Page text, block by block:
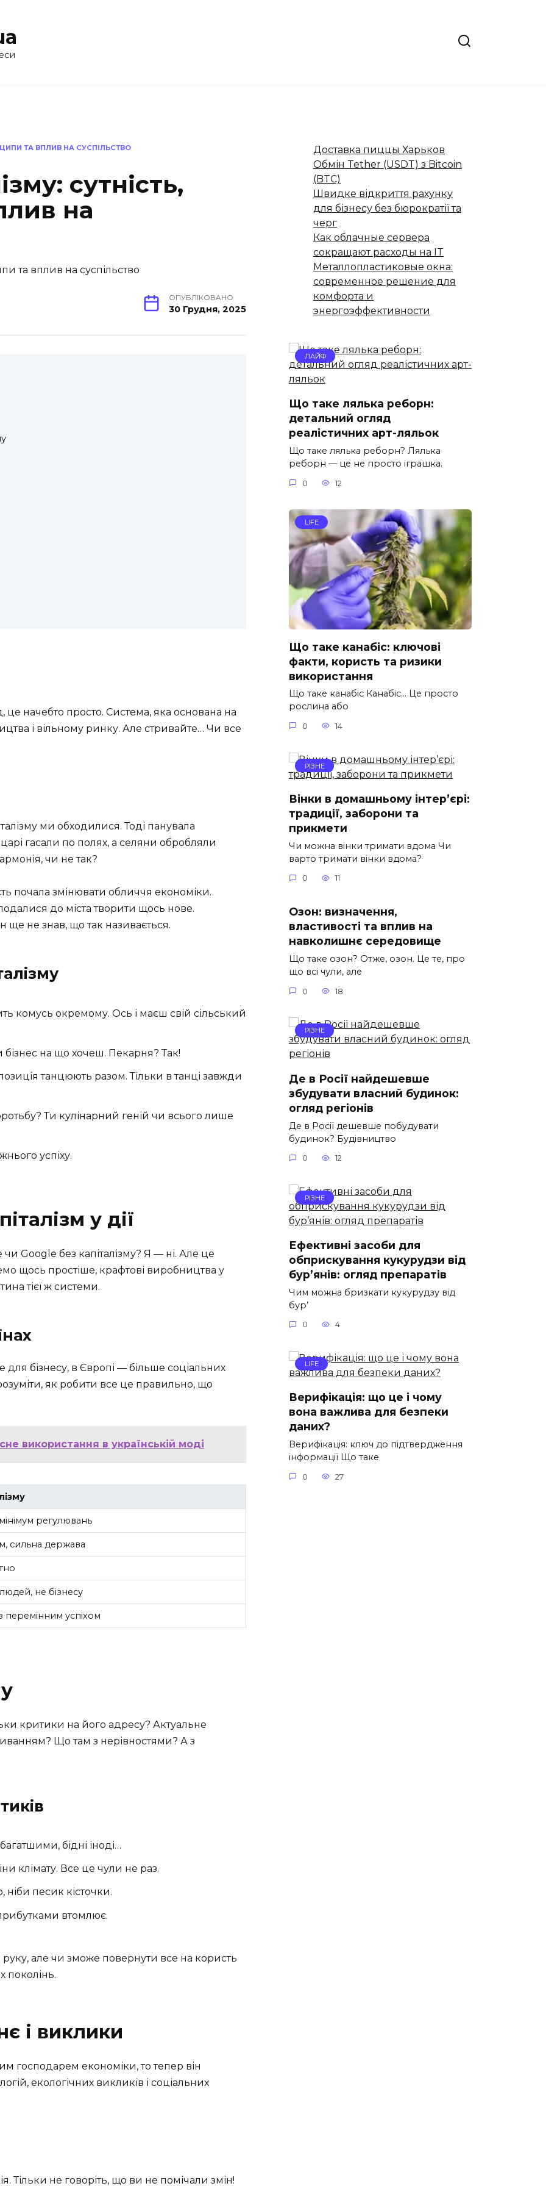
ТА ВПЛИВ НА СУСПІЛЬСТВО
сутність,
на
ОПУБЛІКОВАНО
30 Грудня, 2025
начебто просто. Система, яка основана на
і вільному ринку. Але стривайте… Чи все
ми обходилися. Тоді панувала
гасали по полях, а селяни обробляли
чи не так?
почала змінювати обличчя економіки.
до міста творити щось нове.
ще не знав, що так називається.
комусь окремому. Ось і маєш свій сільський
на що хочеш. Пекарня? Так!
танцюють разом. Тільки в танці завжди
Ти кулінарний геній чи всього лише
успіху.
у дії
Google без капіталізму? Я — ні. Але це
щось простіше, крафтові виробництва у
тієї ж системи.
для бізнесу, в Європі — більше соціальних
як робити все це правильно, що
використання в українській моді
регулювань
сильна держава
не бізнесу
перемінним успіхом
критики на його адресу? Актуальне
Що там з нерівностями? А з
бідні іноді…
клімату. Все це чули не раз.
песик кісточки.
втомлює.
руку, але чи зможе повернути все на користь
поколінь.
і виклики
господарем економіки, то тепер він
екологічних викликів і соціальних
Тільки не говоріть, що ви не помічали змін!
Доставка пиццы Харьков
Обмін Tether (USDT) з Bitcoin
(BTC)
Швидке відкриття рахунку
для бізнесу без бюрократії та
черг
Как облачные сервера
сокращают расходы на IT
Металлопластиковые окна:
современное решение для
комфорта и
энергоэффективности
ЛАЙФ
Що таке лялька реборн:
детальний огляд
реалістичних арт-ляльок
Що таке лялька реборн? Лялька
реборн — це не просто іграшка.
0 12
LIFE
Що таке канабіс: ключові
факти, користь та ризики
використання
Що таке канабіс Канабіс… Це просто
рослина або
0 14
РІЗНЕ
Вінки в домашньому інтер’єрі:
традиції, заборони та
прикмети
Чи можна вінки тримати вдома Чи
варто тримати вінки вдома?
0 11
Озон: визначення,
властивості та вплив на
навколишнє середовище
Що таке озон? Отже, озон. Це те, про
що всі чули, але
0 18
РІЗНЕ
Де в Росії найдешевше
збудувати власний будинок:
огляд регіонів
Де в Росії дешевше побудувати
будинок? Будівництво
0 12
РІЗНЕ
Ефективні засоби для
обприскування кукурудзи від
бур’янів: огляд препаратів
Чим можна бризкати кукурудзу від
бур’
0 4
LIFE
Верифікація: що це і чому
вона важлива для безпеки
даних?
Верифікація: ключ до підтвердження
інформації Що таке
0 27